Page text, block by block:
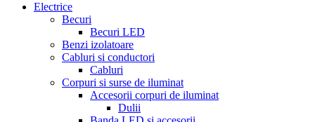
Electrice
Becuri
Becuri LED
Benzi izolatoare
Cabluri si conductori
Cabluri
Corpuri si surse de iluminat
Accesorii corpuri de iluminat
Dulii